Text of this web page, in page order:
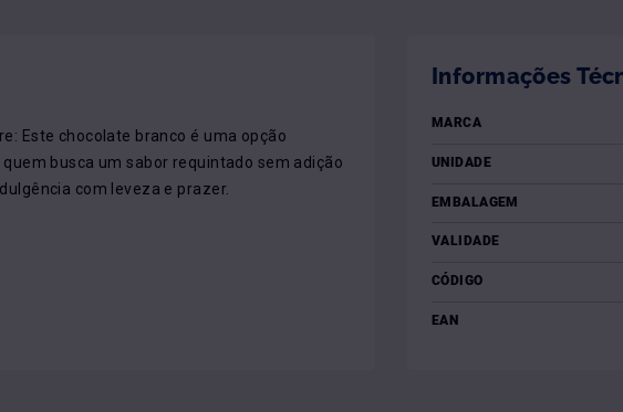
Este chocolate branco é uma opção
busca um sabor requintado sem adição
com leveza e prazer.
Informações
MARCA
UNIDADE
EMBALAGEM
VALIDADE
CÓDIGO
EAN